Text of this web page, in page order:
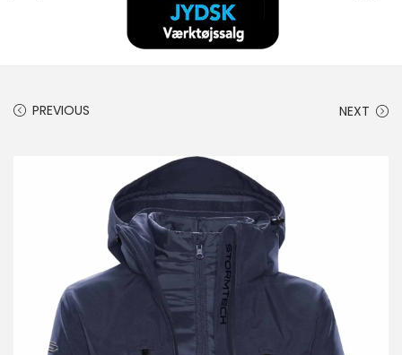
PREVIOUS NEXT